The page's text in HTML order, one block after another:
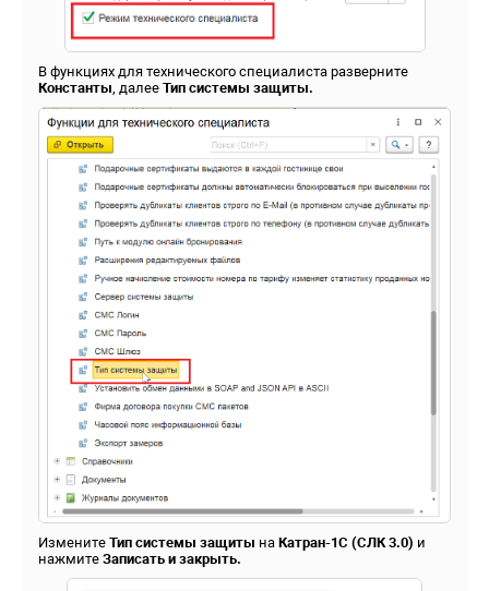
В функциях для технического специалиста разверните
Константы, далее Тип системы защиты.
Измените Тип системы защиты на Катран-1С (СЛК 3.0) и
нажмите Записать и закрыть.